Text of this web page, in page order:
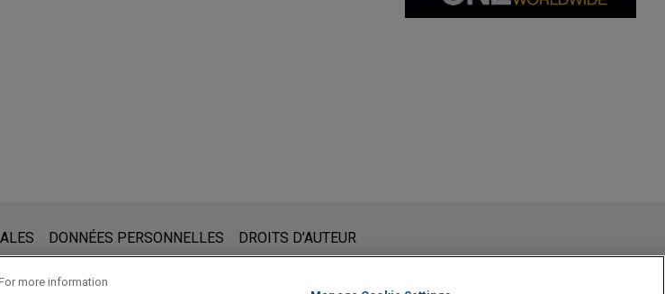
destinées à un usage général et ne constituent pas des conseils juridiques. L’envoi et la réception
client. Aucun envoi de votre part à un membre du Cabinet ne sera traité comme confidentiel ou
vous représenter. En envoyant cet e-mail, vous confirmez avoir lu et compris la présente notification.
DONNÉES PERSONNELLES DROITS D’AUTEUR
more information